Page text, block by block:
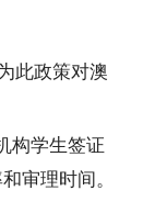
此政策对澳
构学生签证
审理时间。